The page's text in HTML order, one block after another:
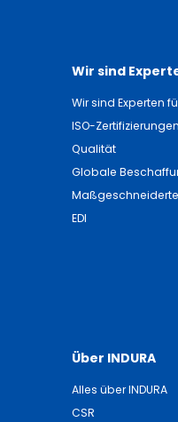
Wir sind
Wir sind Experten
ISO-Zertifizierungen
Qualität
Globale
EDI
Über INDURA
Alles über INDURA
CSR